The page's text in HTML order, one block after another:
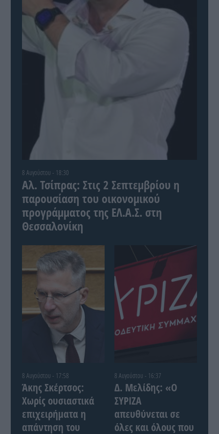
8 Αυγούστου - 18:30
Αλ. Τσίπρας: Στις 2 Σεπτεμβρίου η
παρουσίαση του οικονομικού
προγράμματος της ΕΛ.Α.Σ. στη
Θεσσαλονίκη
8 Αυγούστου - 17:58
Άκης Σκέρτσος:
Χωρίς ουσιαστικά
επιχειρήματα η
απάντηση του
8 Αυγούστου - 16:37
Δ. Μελίδης: «Ο
ΣΥΡΙΖΑ
απευθύνεται σε
όλες και όλους που